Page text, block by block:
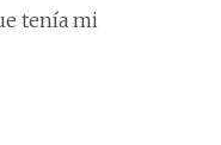
tenía mi